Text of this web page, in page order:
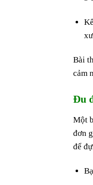
Bài
cảm
Đu
Một
đơn
để